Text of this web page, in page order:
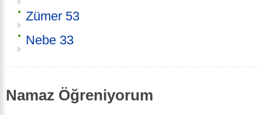
Zümer 53
Nebe 33
Namaz Öğreniyorum